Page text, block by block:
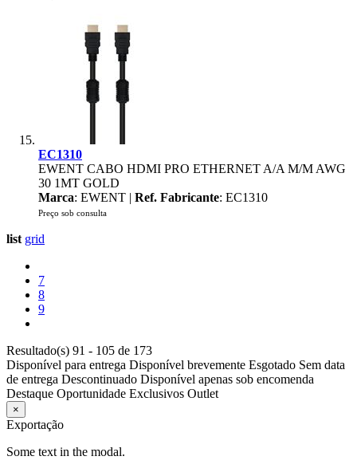
EC1310
EWENT CABO HDMI PRO ETHERNET A/A M/M AWG
30 1MT GOLD
Marca: EWENT | Ref. Fabricante: EC1310
Preço sob consulta
list grid
7
8
9
Resultado(s) 91 - 105 de 173
Disponível para entrega Disponível brevemente Esgotado Sem data
de entrega Descontinuado Disponível apenas sob encomenda
Destaque Oportunidade Exclusivos Outlet
×
Exportação
Some text in the modal.